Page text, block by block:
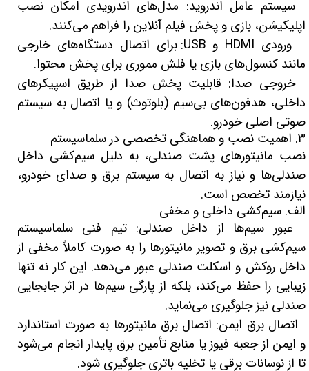
سیستم عامل اندروید: مدل‌های اندرویدی امکان نصب
اپلیکیشن، بازی و پخش فیلم آنلاین را فراهم می‌کنند.
ورودی HDMI و USB: برای اتصال دستگاه‌های خارجی
مانند کنسول‌های بازی یا فلش مموری برای پخش محتوا.
خروجی صدا: قابلیت پخش صدا از طریق اسپیکرهای
داخلی، هدفون‌های بی‌سیم (بلوتوث) و یا اتصال به سیستم
صوتی اصلی خودرو.
۳. اهمیت نصب و هماهنگی تخصصی در سلماسیستم
نصب مانیتورهای پشت صندلی، به دلیل سیم‌کشی داخل
صندلی‌ها و نیاز به اتصال به سیستم برق و صدای خودرو،
نیازمند تخصص است.
الف. سیم‌کشی داخلی و مخفی
عبور سیم‌ها از داخل صندلی: تیم فنی سلماسیستم
سیم‌کشی برق و تصویر مانیتورها را به صورت کاملاً مخفی از
داخل روکش و اسکلت صندلی عبور می‌دهد. این کار نه تنها
زیبایی را حفظ می‌کند، بلکه از پارگی سیم‌ها در اثر جابجایی
صندلی نیز جلوگیری می‌نماید.
اتصال برق ایمن: اتصال برق مانیتورها به صورت استاندارد
و ایمن از جعبه فیوز یا منابع تأمین برق پایدار انجام می‌شود
تا از نوسانات برقی یا تخلیه باتری جلوگیری شود.